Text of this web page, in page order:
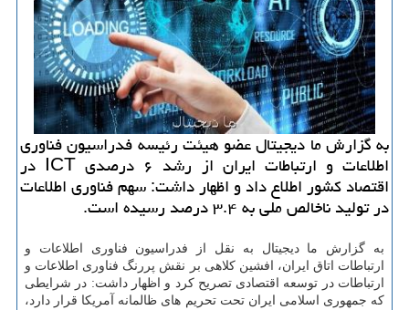
به گزارش ما دیجیتال عضو هیئت رئیسه فدراسیون فناوری
اطلاعات و ارتباطات ایران از رشد ۶ درصدی ICT در
اقتصاد كشور اطلاع داد و اظهار داشت: سهم فناوری اطلاعات
در تولید ناخالص ملی به ۳.۴ درصد رسیده است.
به گزارش ما دیجیتال به نقل از فدراسیون فناوری اطلاعات و
ارتباطات اتاق ایران، افشین كلاهی بر نقش پررنگ فناوری اطلاعات و
ارتباطات در توسعه اقتصادی تصریح كرد و اظهار داشت: در شرایطی
كه جمهوری اسلامی ایران تحت تحریم های ظالمانه آمریكا قرار دارد،